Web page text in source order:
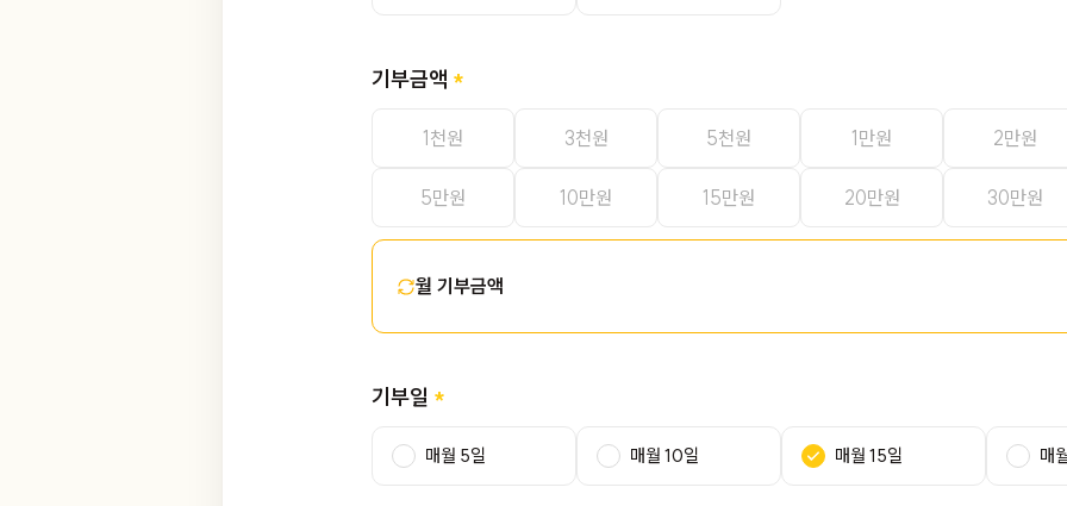
기부금액
1천원 3천원 5천원 1만원 2만원
5만원 10만원 15만원 20만원 30만원
월 기부금액
기부일
매월 5일 매월 10일 매월 15일 매